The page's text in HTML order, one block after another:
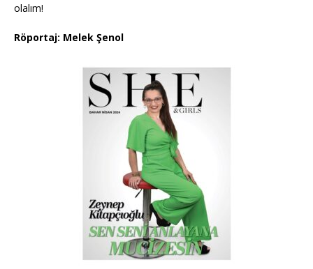
olalım!
Röportaj: Melek Şenol